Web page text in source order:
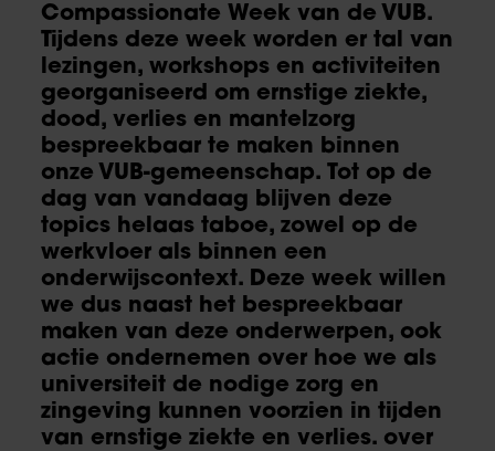
Compassionate Week van de VUB.
Tijdens deze week worden er tal van
lezingen, workshops en activiteiten
georganiseerd om ernstige ziekte,
dood, verlies en mantelzorg
bespreekbaar te maken binnen
onze VUB-gemeenschap. Tot op de
dag van vandaag blijven deze
topics helaas taboe, zowel op de
werkvloer als binnen een
onderwijscontext. Deze week willen
we dus naast het bespreekbaar
maken van deze onderwerpen, ook
actie ondernemen over hoe we als
universiteit de nodige zorg en
zingeving kunnen voorzien in tijden
van ernstige ziekte en verlies. over